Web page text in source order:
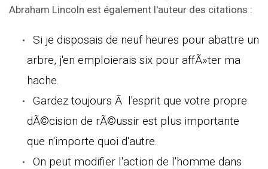
Abraham Lincoln est également l'auteur des citations :
Si je disposais de neuf heures pour abattre un
arbre, j'en emploierais six pour affÃ»ter ma
hache.
Gardez toujours Ã l'esprit que votre propre
dÃ©cision de rÃ©ussir est plus importante
que n'importe quoi d'autre.
On peut modifier l'action de l'homme dans